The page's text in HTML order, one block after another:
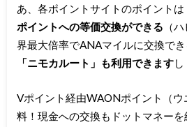
あ、各ポイントサイトのポイントは
ポイントへの等価交換ができる （
界最大倍率でANAマイルに交換でき
「ニモカルート」も利用できますし
Vポイント経由WAONポイント（
料！現金への交換もドットマネー